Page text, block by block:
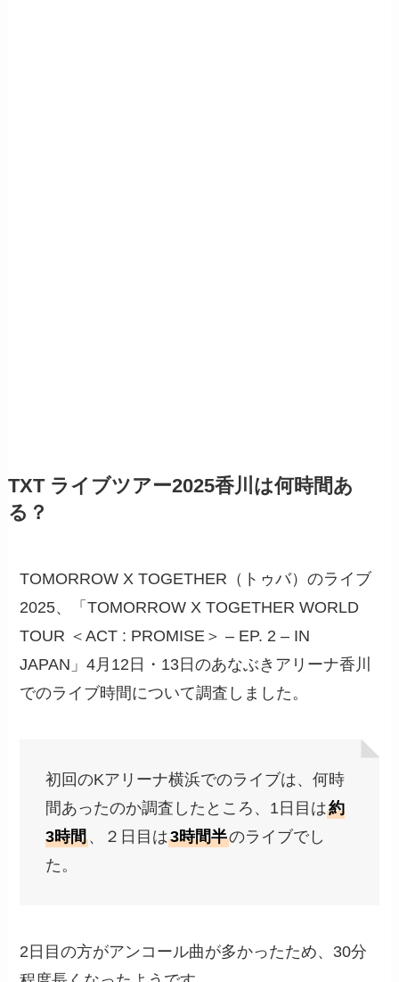
TXT ライブツアー2025香川は何時間あ
る？
TOMORROW X TOGETHER（トゥバ）のライブ
2025、「TOMORROW X TOGETHER WORLD
TOUR ＜ACT : PROMISE＞ – EP. 2 – IN
JAPAN」4月12日・13日のあなぶきアリーナ香川
でのライブ時間について調査しました。
初回のKアリーナ横浜でのライブは、何時
間あったのか調査したところ、1日目は約
3時間、２日目は3時間半のライブでし
た。
2日目の方がアンコール曲が多かったため、30分